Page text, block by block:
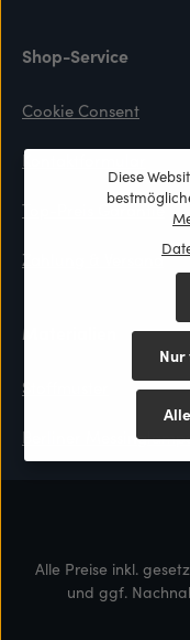
Shop-Service
Cookie Consent
Kontaktformular
Top-Preis Garantie
Zahlung & Versand
Materialien
Stoffmuster
Berliner
Alle Preise inkl.
und ggf.
Diese